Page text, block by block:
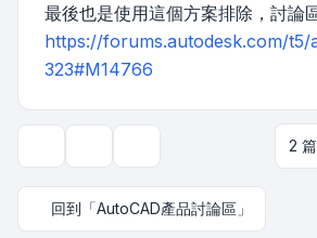
最後也是使用這個方案排除，討論
https://forums.autodesk.com/t5/
323#M14766
2
回到「AutoCAD產品討論區」